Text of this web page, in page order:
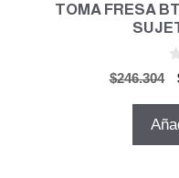
TOMA FRESA
$246.304